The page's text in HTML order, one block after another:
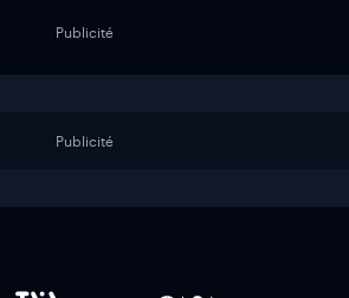
Publicité
Publicité